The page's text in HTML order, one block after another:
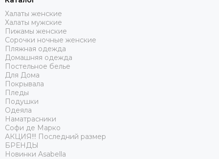
Халаты женские
Халаты мужские
Пижамы женские
Сорочки ночные женские
Пляжная одежда
Домашняя одежда
Постельное белье
Для Дома
Покрывала
Пледы
Подушки
Одеяла
Наматрасники
Софи де Марко
АКЦИЯ!!! Последний размер
БРЕНДЫ
Новинки Asabella